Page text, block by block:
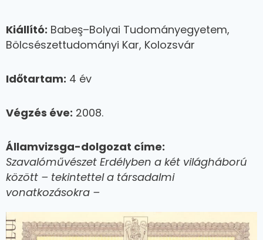
Kiállító: Babeş–Bolyai Tudományegyetem,
Bölcsészettudományi Kar, Kolozsvár
Időtartam: 4 év
Végzés éve: 2008.
Államvizsga-dolgozat címe:
Szavalóművészet Erdélyben a két világháború
között – tekintettel a társadalmi
vonatkozásokra –